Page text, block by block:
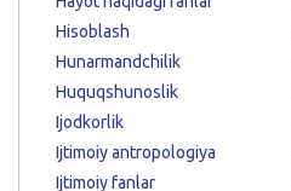
Hisoblash
Hunarmandchilik
Huquqshunoslik
Ijodkorlik
Ijtimoiy antropologiya
Ijtimoiy fanlar